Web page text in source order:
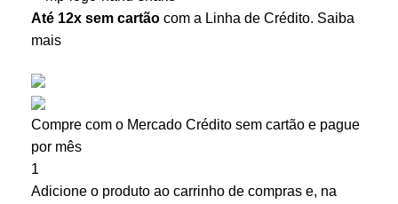
Até 12x sem cartão com a Linha de Crédito. Saiba
mais
Compre com o Mercado Crédito sem cartão e pague
por mês
1
Adicione o produto ao carrinho de compras e, na